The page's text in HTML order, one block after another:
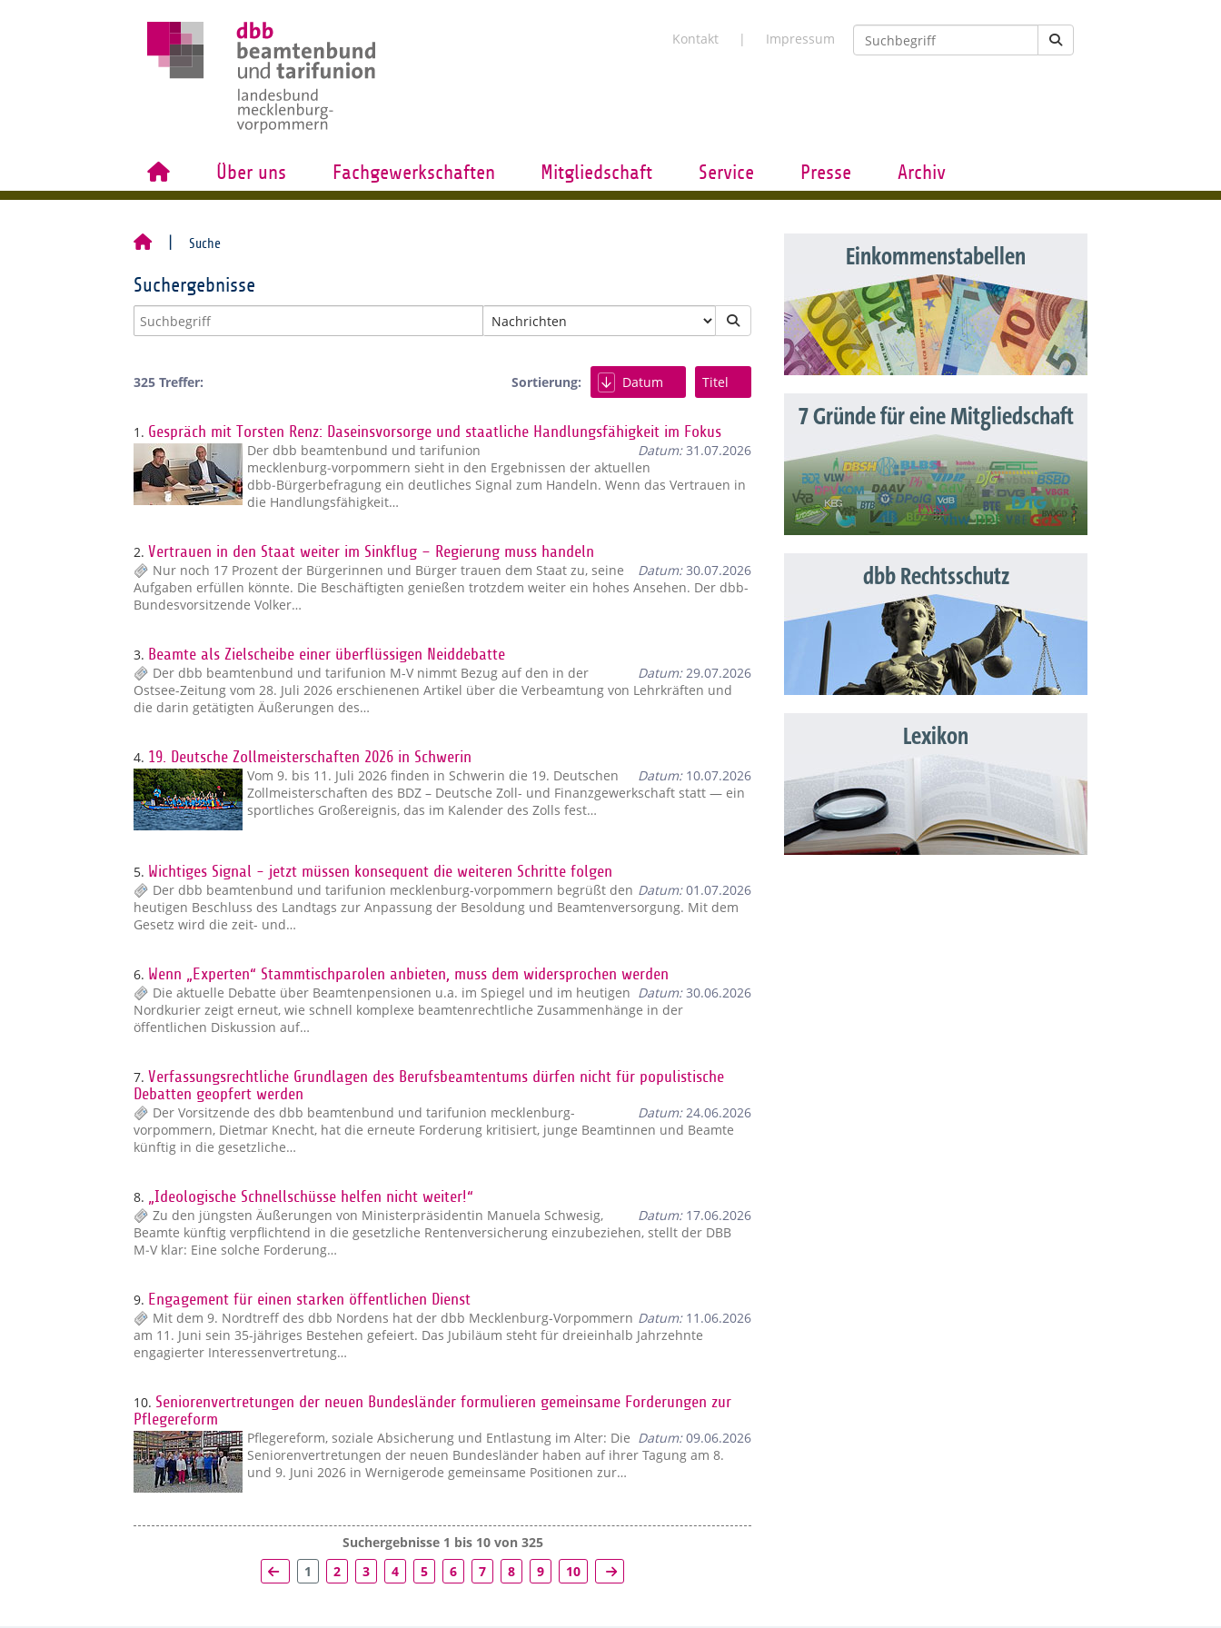
Kontakt Impressum
Über uns Fachgewerkschaften Mitgliedschaft Service Presse Archiv
Suche
Suchergebnisse
325 Treffer: Sortierung: Datum Titel
1. Gespräch mit Torsten Renz: Daseinsvorsorge und staatliche Handlungsfähigkeit im Fokus
Datum:31.07.2026
Der dbb beamtenbund und tarifunion
mecklenburg‑vorpommern sieht in den Ergebnissen der aktuellen
dbb‑Bürgerbefragung ein deutliches Signal zum Handeln. Wenn das Vertrauen in
die Handlungsfähigkeit…
2. Vertrauen in den Staat weiter im Sinkflug – Regierung muss handeln
Datum:30.07.2026
Nur noch 17 Prozent der Bürgerinnen und Bürger trauen dem Staat zu, seine
Aufgaben erfüllen könnte. Die Beschäftigten genießen trotzdem weiter ein hohes Ansehen. Der dbb-
Bundesvorsitzende Volker…
3. Beamte als Zielscheibe einer überflüssigen Neiddebatte
Datum:29.07.2026
Der dbb beamtenbund und tarifunion M-V nimmt Bezug auf den in der
Ostsee-Zeitung vom 28. Juli 2026 erschienenen Artikel über die Verbeamtung von Lehrkräften und
die darin getätigten Äußerungen des…
4. 19. Deutsche Zollmeisterschaften 2026 in Schwerin
Datum:10.07.2026
Vom 9. bis 11. Juli 2026 finden in Schwerin die 19. Deutschen
Zollmeisterschaften des BDZ – Deutsche Zoll- und Finanzgewerkschaft statt — ein
sportliches Großereignis, das im Kalender des Zolls fest…
5. Wichtiges Signal - jetzt müssen konsequent die weiteren Schritte folgen
Datum:01.07.2026
Der dbb beamtenbund und tarifunion mecklenburg-vorpommern begrüßt den
heutigen Beschluss des Landtags zur Anpassung der Besoldung und Beamtenversorgung. Mit dem
Gesetz wird die zeit- und…
6. Wenn „Experten“ Stammtischparolen anbieten, muss dem widersprochen werden
Datum:30.06.2026
Die aktuelle Debatte über Beamtenpensionen u.a. im Spiegel und im heutigen
Nordkurier zeigt erneut, wie schnell komplexe beamtenrechtliche Zusammenhänge in der
öffentlichen Diskussion auf…
7. Verfassungsrechtliche Grundlagen des Berufsbeamtentums dürfen nicht für populistische
Debatten geopfert werden
Datum:24.06.2026
Der Vorsitzende des dbb beamtenbund und tarifunion mecklenburg-
vorpommern, Dietmar Knecht, hat die erneute Forderung kritisiert, junge Beamtinnen und Beamte
künftig in die gesetzliche…
8. „Ideologische Schnellschüsse helfen nicht weiter!“
Datum:17.06.2026
Zu den jüngsten Äußerungen von Ministerpräsidentin Manuela Schwesig,
Beamte künftig verpflichtend in die gesetzliche Rentenversicherung einzubeziehen, stellt der DBB
M‑V klar: Eine solche Forderung…
9. Engagement für einen starken öffentlichen Dienst
Datum:11.06.2026
Mit dem 9. Nordtreff des dbb Nordens hat der dbb Mecklenburg-Vorpommern
am 11. Juni sein 35-jähriges Bestehen gefeiert. Das Jubiläum steht für dreieinhalb Jahrzehnte
engagierter Interessenvertretung…
10. Seniorenvertretungen der neuen Bundesländer formulieren gemeinsame Forderungen zur
Pflegereform
Datum:09.06.2026
Pflegereform, soziale Absicherung und Entlastung im Alter: Die
Seniorenvertretungen der neuen Bundesländer haben auf ihrer Tagung am 8.
und 9. Juni 2026 in Wernigerode gemeinsame Positionen zur…
Suchergebnisse 1 bis 10 von 325
1
2 3 4 5 6 7 8 9 10
Einkommenstabellen
7 Gründe für eine Mitgliedschaft
dbb Rechtsschutz
Lexikon